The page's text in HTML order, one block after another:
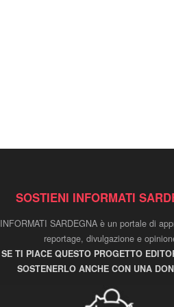
SOSTIENI INFORMATI
INFORMATI SARDEGNA è un portale di
reportage, divulgazione e
SE TI PIACE QUESTO PROGETTO
SOSTENERLO ANCHE CON UNA